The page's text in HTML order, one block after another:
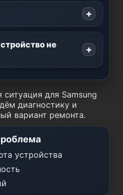
не
для Samsung
диагностику и
вариант ремонта.
устройства